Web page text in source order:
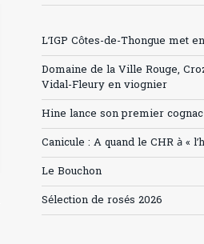
L’IGP Côtes-de-Thongue met
Domaine de la Ville Rouge,
Vidal-Fleury en viognier
Hine lance son premier
Canicule : A quand le CHR à «
Le Bouchon
Sélection de rosés 2026